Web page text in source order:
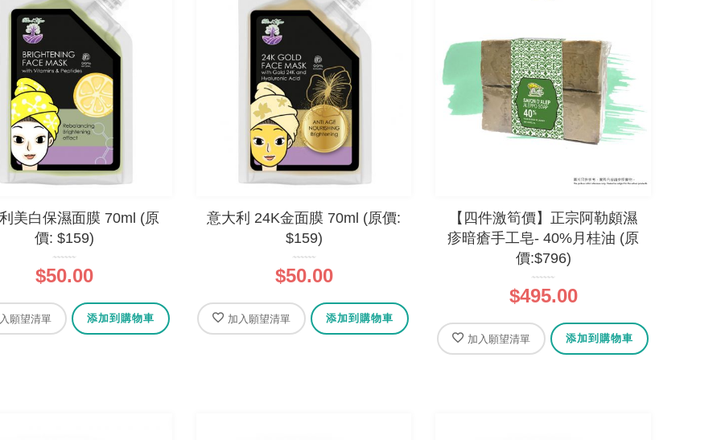
美白保濕面膜 70ml (原
價: $159)
$50.00
願望清單 添加到購物車
意大利 24K金面膜 70ml (原價:
$159)
$50.00
加入願望清單 添加到購物車
【四件激筍價】正宗阿勒頗濕
疹暗瘡手工皂- 40%月桂油 (原
價:$796)
$495.00
加入願望清單 添加到購物車